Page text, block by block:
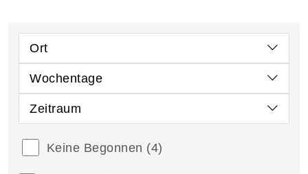
Ort
Wochentage
Zeitraum
Keine Begonnen (4)